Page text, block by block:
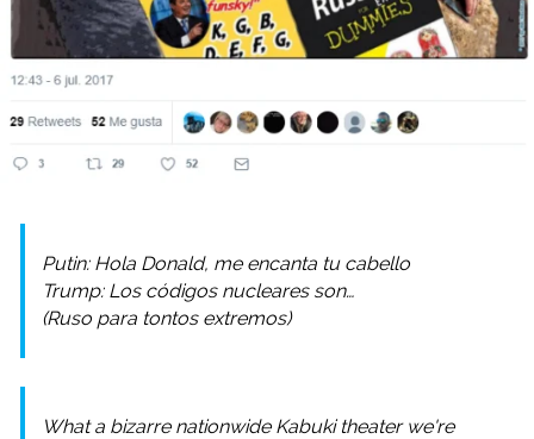
Putin: Hola Donald, me encanta tu cabello
Trump: Los códigos nucleares son…
(Ruso para tontos extremos)
What a bizarre nationwide Kabuki theater we're